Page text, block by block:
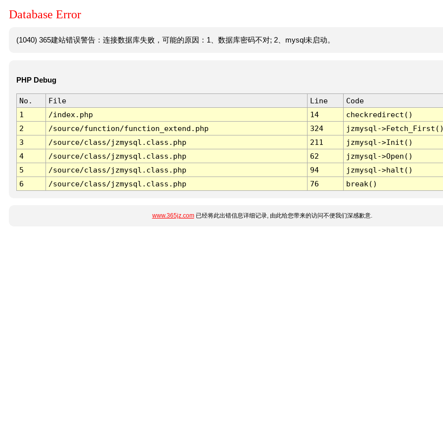
Database Error
(1040) 365建站错误警告：连接数据库失败，可能的原因：1、数据库密码不对; 2、mysql未启动。
PHP Debug
No. File Line
Code
1
/index.php 14
checkredirect()
2
/source/function/function_extend.php 324
jzmysql-
3
/source/class/jzmysql.class.php 211
jzmysql->Init()
4
/source/class/jzmysql.class.php 62
jzmysql->Open()
5
/source/class/jzmysql.class.php 94
jzmysql->halt()
6
/source/class/jzmysql.class.php 76 break()
www.365jz.com已经将此出错信息详细记录, 由此给您带来的访问不便我们深感歉意.